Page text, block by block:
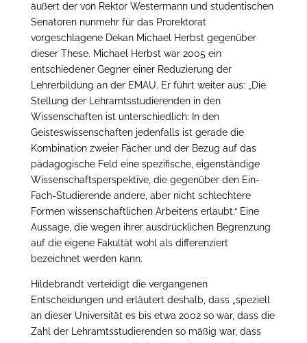
äußert der von Rektor Westermann und studentischen
Senatoren nunmehr für das Prorektorat
vorgeschlagene Dekan Michael Herbst gegenüber
dieser These. Michael Herbst war 2005 ein
entschiedener Gegner einer Reduzierung der
Lehrerbildung an der EMAU. Er führt weiter aus: „Die
Stellung der Lehramtsstudierenden in den
Wissenschaften ist unterschiedlich: In den
Geisteswissenschaften jedenfalls ist gerade die
Kombination zweier Fächer und der Bezug auf das
pädagogische Feld eine spezifische, eigenständige
Wissenschaftsperspektive, die gegenüber den Ein-
Fach-Studierende andere, aber nicht schlechtere
Formen wissenschaftlichen Arbeitens erlaubt.“ Eine
Aussage, die wegen ihrer ausdrücklichen Begrenzung
auf die eigene Fakultät wohl als differenziert
bezeichnet werden kann.
Hildebrandt verteidigt die vergangenen
Entscheidungen und erläutert deshalb, dass „speziell
an dieser Universität es bis etwa 2002 so war, dass die
Zahl der Lehramtsstudierenden so mäßig war, dass